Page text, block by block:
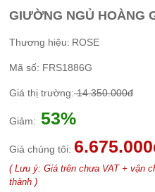
GIƯỜNG NGỦ HOÀNG
Thương hiệu: ROSE
Mã số: FRS1886G
Giá thị trường:14.350.000đ
Giảm: 53%
Giá chúng tôi:
( Lưu ý: Giá trên chưa VAT + vận
thành )